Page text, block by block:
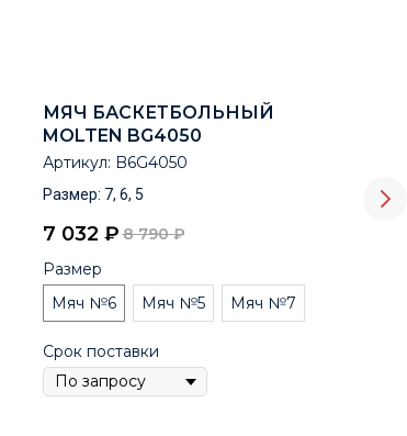
МЯЧ БАСКЕТБОЛЬНЫЙ
MOLTEN BG4050
Артикул: B6G4050
Размер: 7, 6, 5
7 032 ₽ 8 790 ₽
Размер
Мяч №6
Мяч №5 Мяч №7
Срок поставки
3